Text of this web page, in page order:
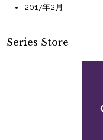
2017年2月
Series Store